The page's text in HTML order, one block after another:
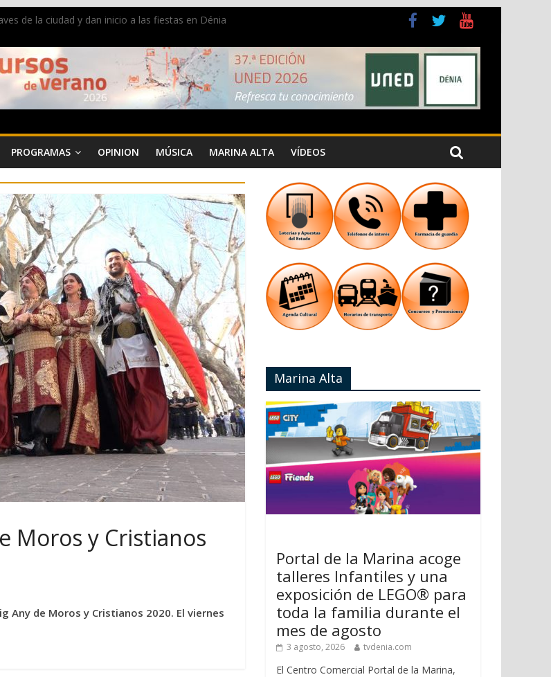
de la ciudad y dan inicio a las fiestas en Dénia
50.000 imágenes de la memoria visual de la ciudad
Marqués de Campo con la recepción a la Capitanía Cristiana
agosto a figuras nacionales e internacionales en los Jardins de Torrecremada
PROGRAMAS OPINION MÚSICA MARINA ALTA VÍDEOS
Moros y Cristianos
Any de Moros y Cristianos 2020. El viernes
Marina Alta
Portal de la Marina acoge
talleres Infantiles y una
exposición de LEGO® para
toda la familia durante el
mes de agosto
3 agosto, 2026 tvdenia.com
El Centro Comercial Portal de la Marina,